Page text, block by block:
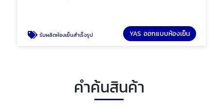
รับผลิตห้องเย็นสำเร็จรูป YAS ออกแบบห้องเย็น
คำค้นสินค้า